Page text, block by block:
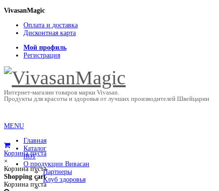
VivasanMagic
Оплата и доставка
Дисконтная карта
Мой профиль
Регистрация
Интернет-магазин товаров марки Vivasan.
Продукты для красоты и здоровья от лучших производителей Швейцарии
Корзина пуста
×
Корзина пуста
Shopping cart
Корзина пуста
MENU
Главная
Каталог
HOT
О продукции Вивасан
Партнеры
Клуб здоровья